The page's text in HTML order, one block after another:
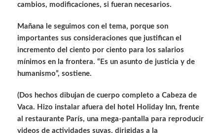
cambios, modificaciones, si fueran necesarios.
Mañana le seguimos con el tema, porque son
importantes sus consideraciones que justifican el
incremento del ciento por ciento para los salarios
mínimos en la frontera. “Es un asunto de justicia y de
humanismo”, sostiene.
(Dos hechos dibujan de cuerpo completo a Cabeza de
Vaca. Hizo instalar afuera del hotel Holiday Inn, frente
al restaurante París, una mega-pantalla para reproducir
videos de actividades suyas, dirigidas a la